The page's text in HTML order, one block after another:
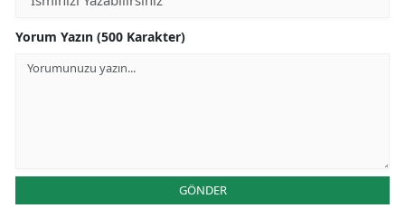
Yorum Yazın (500 Karakter)
GÖNDER